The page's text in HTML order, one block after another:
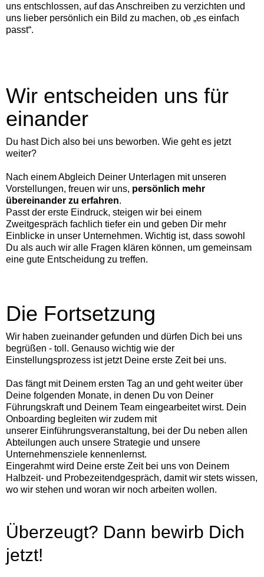
uns entschlossen, auf das Anschreiben zu verzichten und
uns lieber persönlich ein Bild zu machen, ob „es einfach
passt“.
Wir entscheiden uns für
einander
Du hast Dich also bei uns beworben. Wie geht es jetzt
weiter?
Nach einem Abgleich Deiner Unterlagen mit unseren
Vorstellungen, freuen wir uns, persönlich mehr
übereinander zu erfahren.
Passt der erste Eindruck, steigen wir bei einem
Zweitgespräch fachlich tiefer ein und geben Dir mehr
Einblicke in unser Unternehmen. Wichtig ist, dass sowohl
Du als auch wir alle Fragen klären können, um gemeinsam
eine gute Entscheidung zu treffen.
Die Fortsetzung
Wir haben zueinander gefunden und dürfen Dich bei uns
begrüßen - toll. Genauso wichtig wie der
Einstellungsprozess ist jetzt Deine erste Zeit bei uns.
Das fängt mit Deinem ersten Tag an und geht weiter über
Deine folgenden Monate, in denen Du von Deiner
Führungskraft und Deinem Team eingearbeitet wirst. Dein
Onboarding begleiten wir zudem mit
unserer Einführungsveranstaltung, bei der Du neben allen
Abteilungen auch unsere Strategie und unsere
Unternehmensziele kennenlernst.
Eingerahmt wird Deine erste Zeit bei uns von Deinem
Halbzeit- und Probezeitendgespräch, damit wir stets wissen,
wo wir stehen und woran wir noch arbeiten wollen.
Überzeugt? Dann bewirb Dich
jetzt!